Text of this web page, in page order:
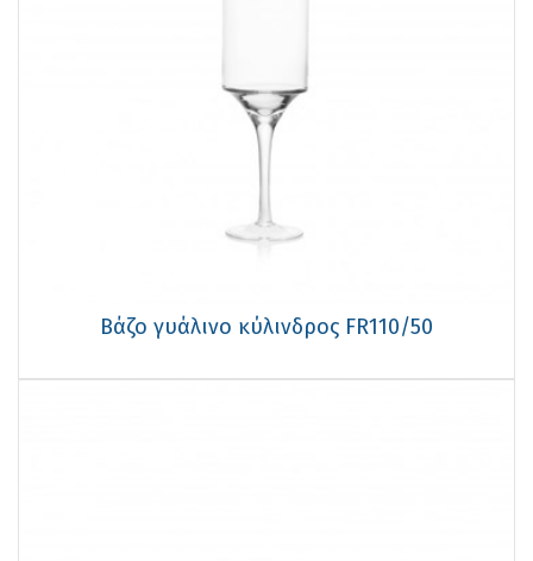
Βάζο γυάλινο κύλινδρος FR110/50